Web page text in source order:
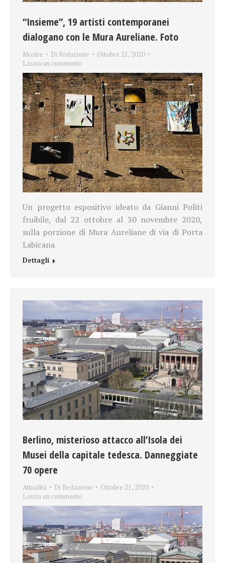
“Insieme”, 19 artisti contemporanei
dialogano con le Mura Aureliane. Foto
Mostre Di Redazione
Ottobre 21, 2020
Lascia un commento
Un progetto espositivo ideato da Gianni Politi
fruibile, dal 22 ottobre al 30 novembre 2020,
sulla porzione di Mura Aureliane di via di Porta
Labicana
Dettagli
Berlino, misterioso attacco all’Isola dei
Musei della capitale tedesca. Danneggiate
70 opere
Attualità Di Redazione
Ottobre 21, 2020
Lascia un commento